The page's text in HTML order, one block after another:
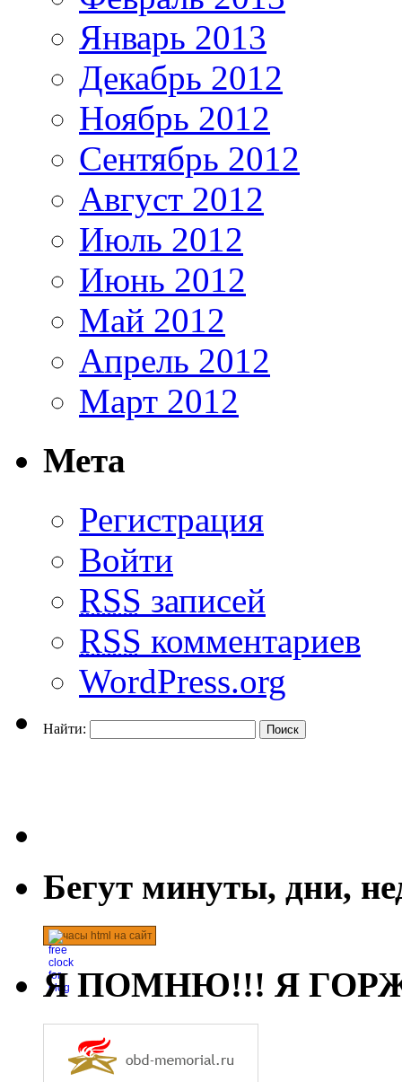
Январь 2013
Декабрь 2012
Ноябрь 2012
Сентябрь 2012
Август 2012
Июль 2012
Июнь 2012
Май 2012
Апрель 2012
Март 2012
Мета
Регистрация
Войти
RSS записей
RSS комментариев
WordPress.org
Найти:
Бегут минуты, дни,
часы html на сайт
Я ПОМНЮ!!! Я